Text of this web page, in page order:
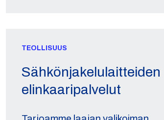
TEOLLISUUS
Sähkönjakelulaitteiden
elinkaaripalvelut